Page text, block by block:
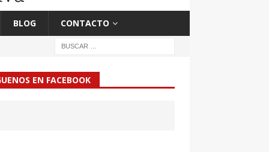
BLOG CONTACTO
EN FACEBOOK